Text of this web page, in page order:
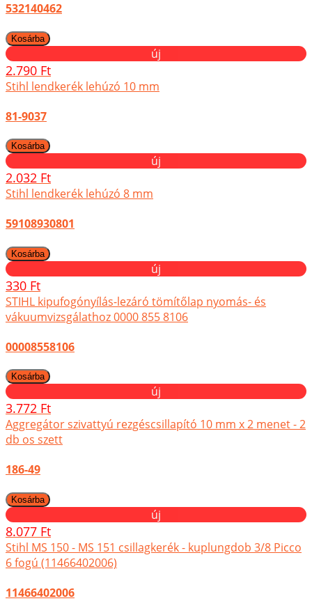
532140462
új
2.790 Ft
Stihl lendkerék lehúzó 10 mm
81-9037
új
2.032 Ft
Stihl lendkerék lehúzó 8 mm
59108930801
új
330 Ft
STIHL kipufogónyílás-lezáró tömítőlap nyomás- és
vákuumvizsgálathoz 0000 855 8106
00008558106
új
3.772 Ft
Aggregátor szivattyú rezgéscsillapító 10 mm x 2 menet - 2
db os szett
186-49
új
8.077 Ft
Stihl MS 150 - MS 151 csillagkerék - kuplungdob 3/8 Picco
6 fogú (11466402006)
11466402006